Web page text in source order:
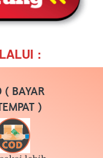
:
( BAYAR
)